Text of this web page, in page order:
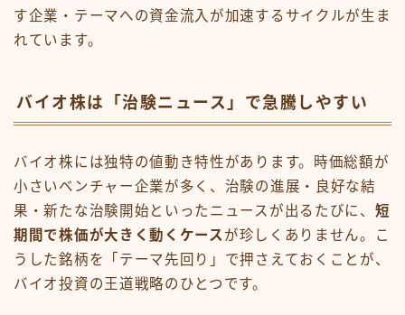
す企業・テーマへの資金流入が加速するサイクルが生ま
れています。
バイオ株は「治験ニュース」で急騰しやすい
バイオ株には独特の値動き特性があります。時価総額が
小さいベンチャー企業が多く、治験の進展・良好な結
果・新たな治験開始といったニュースが出るたびに、 短
期間で株価が大きく動くケース が珍しくありません。こ
うした銘柄を「テーマ先回り」で押さえておくことが、
バイオ投資の王道戦略のひとつです。